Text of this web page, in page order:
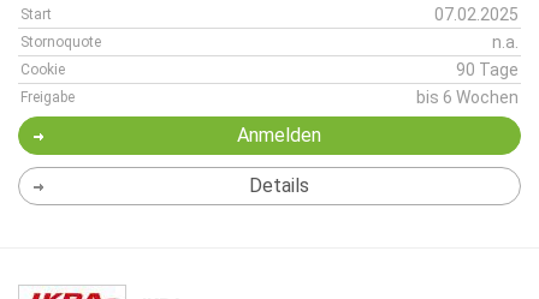
Start 07.02.2025
Stornoquote n.a.
Cookie 90 Tage
Freigabe bis 6 Wochen
Anmelden
Details